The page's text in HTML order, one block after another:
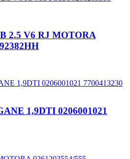
2.5 V6 RJ MOTORA
1,9DTI 0206001021